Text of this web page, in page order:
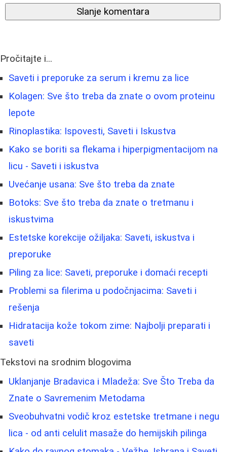
Slanje komentara
Pročitajte i...
Saveti i preporuke za serum i kremu za lice
Kolagen: Sve što treba da znate o ovom proteinu
lepote
Rinoplastika: Ispovesti, Saveti i Iskustva
Kako se boriti sa flekama i hiperpigmentacijom na
licu - Saveti i iskustva
Uvećanje usana: Sve što treba da znate
Botoks: Sve što treba da znate o tretmanu i
iskustvima
Estetske korekcije ožiljaka: Saveti, iskustva i
preporuke
Piling za lice: Saveti, preporuke i domaći recepti
Problemi sa filerima u podočnjacima: Saveti i
rešenja
Hidratacija kože tokom zime: Najbolji preparati i
saveti
Tekstovi na srodnim blogovima
Uklanjanje Bradavica i Mladeža: Sve Što Treba da
Znate o Savremenim Metodama
Sveobuhvatni vodič kroz estetske tretmane i negu
lica - od anti celulit masaže do hemijskih pilinga